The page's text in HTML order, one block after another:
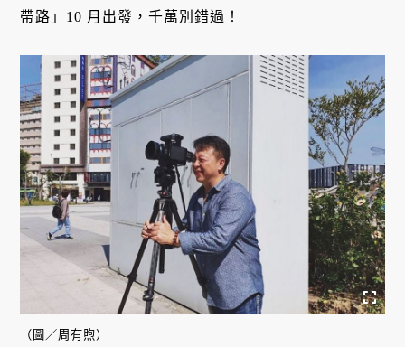
帶路」10 月出發，千萬別錯過！
（圖／周有煦）